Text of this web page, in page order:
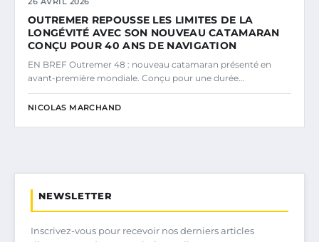
OUTREMER REPOUSSE LES LIMITES DE LA
LONGÉVITÉ AVEC SON NOUVEAU CATAMARAN
CONÇU POUR 40 ANS DE NAVIGATION
EN BREF Outremer 48 : nouveau catamaran présenté en
avant-première mondiale. Conçu pour une durée…
NICOLAS MARCHAND
NEWSLETTER
Inscrivez-vous pour recevoir nos derniers articles